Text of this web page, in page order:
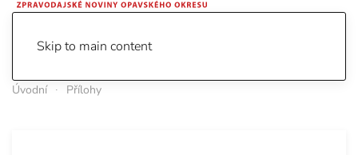
Skip to main content
Úvodní Přílohy